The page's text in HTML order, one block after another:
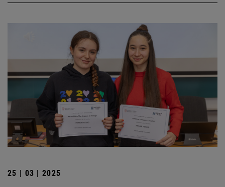
25 | 03 | 2025